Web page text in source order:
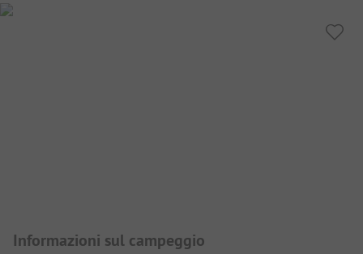
Informazioni sul campeggio